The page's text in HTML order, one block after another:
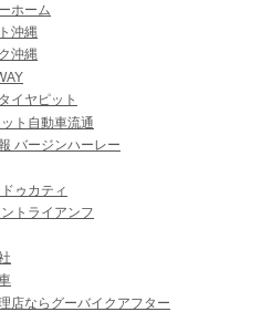
ホーム
沖縄
沖縄
イヤピット
ト自動車流通
バージンハーレー
ゥカティ
トライアンフ
店ならグーバイクアフター